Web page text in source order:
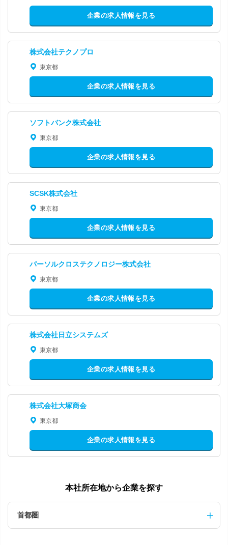
企業の求人情報を見る
株式会社テクノプロ
東京都
企業の求人情報を見る
ソフトバンク株式会社
東京都
企業の求人情報を見る
SCSK株式会社
東京都
企業の求人情報を見る
パーソルクロステクノロジー株式会社
東京都
企業の求人情報を見る
株式会社日立システムズ
東京都
企業の求人情報を見る
株式会社大塚商会
東京都
企業の求人情報を見る
本社所在地から企業を探す
首都圏